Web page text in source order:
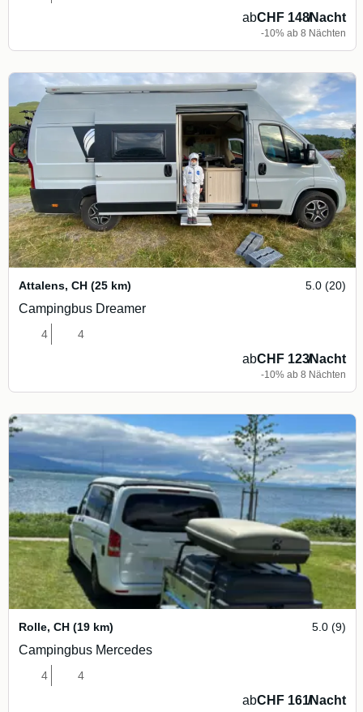
abCHF 148/Nacht
-10% ab 8 Nächten
Attalens, CH (25 km) 5.0 (20)
Campingbus Dreamer
4 4
abCHF 123/Nacht
-10% ab 8 Nächten
Rolle, CH (19 km) 5.0 (9)
Campingbus Mercedes
4 4
abCHF 161/Nacht